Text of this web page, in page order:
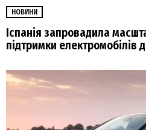
НОВИНИ
Іспанія запровадила
підтримки електромобілів